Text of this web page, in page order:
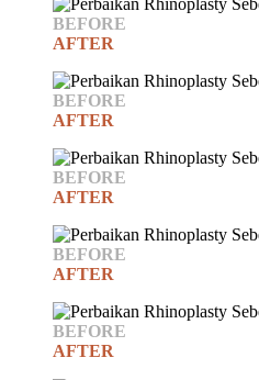
BEFORE
AFTER
BEFORE
AFTER
BEFORE
AFTER
BEFORE
AFTER
BEFORE
AFTER